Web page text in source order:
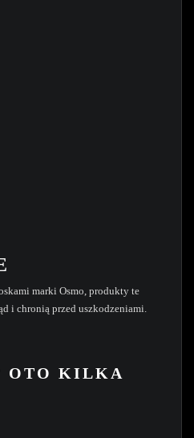
marki Osmo, produkty te
i chronią przed uszkodzeniami.
OTO KILKA